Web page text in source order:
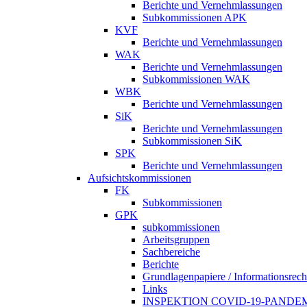
Berichte und Vernehmlassungen
Subkommissionen APK
KVF
Berichte und Vernehmlassungen
WAK
Berichte und Vernehmlassungen
Subkommissionen WAK
WBK
Berichte und Vernehmlassungen
SiK
Berichte und Vernehmlassungen
Subkommissionen SiK
SPK
Berichte und Vernehmlassungen
Aufsichtskommissionen
FK
Subkommissionen
GPK
subkommissionen
Arbeitsgruppen
Sachbereiche
Berichte
Grundlagenpapiere /
Links
INSPEKTION COVID-19-